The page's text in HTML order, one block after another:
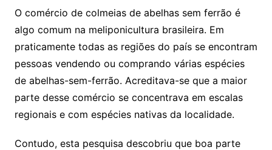
O comércio de colmeias de abelhas sem ferrão é
algo comum na meliponicultura brasileira. Em
praticamente todas as regiões do país se encontram
pessoas vendendo ou comprando várias espécies
de abelhas-sem-ferrão. Acreditava-se que a maior
parte desse comércio se concentrava em escalas
regionais e com espécies nativas da localidade.
Contudo, esta pesquisa descobriu que boa parte